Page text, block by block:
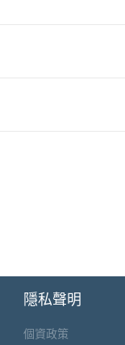
隱私聲明
個資政策